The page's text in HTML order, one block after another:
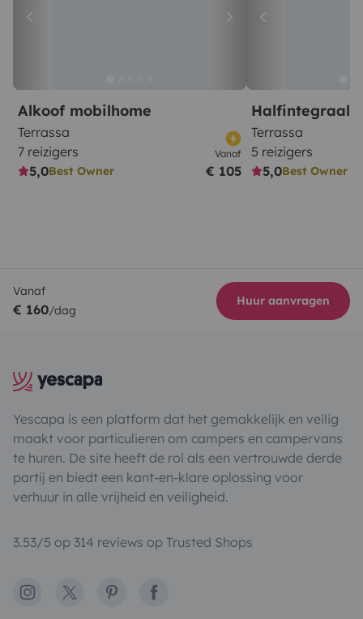
Alkoof mobilhome
Terrassa
7 reizigers
5,0Best Owner
Vanaf
€ 105
Halfintegraal
Terrassa
5 reizigers
5,0Best Owner
Vanaf
€ 160/dag
Huur aanvragen
Yescapa is een platform dat het gemakkelijk en veilig
maakt voor particulieren om campers en campervans
te huren. De site heeft de rol als een vertrouwde derde
partij en biedt een kant-en-klare oplossing voor
verhuur in alle vrijheid en veiligheid.
3.53/5 op 314 reviews op Trusted Shops
Instagram
X PinterestFacebook